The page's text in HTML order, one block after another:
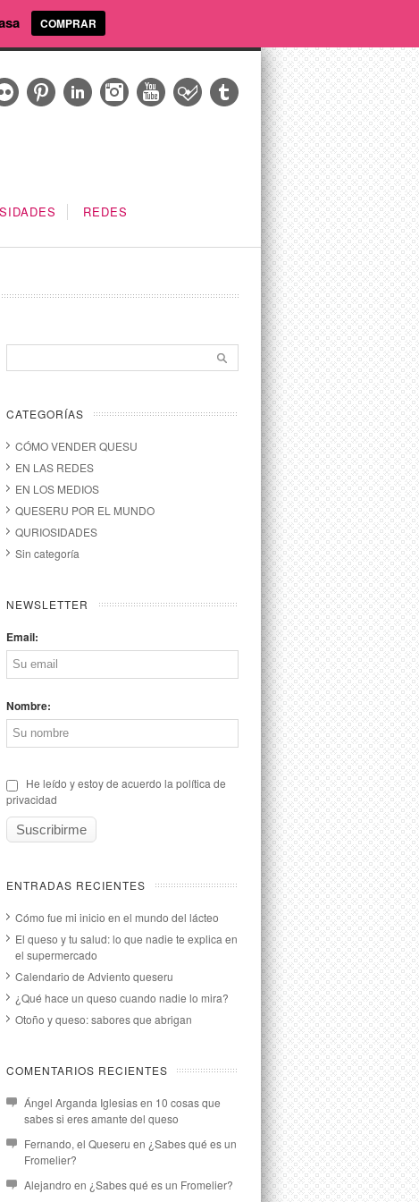
REDES
CATEGORÍAS
CÓMO VENDER QUESU
EN LAS REDES
EN LOS MEDIOS
QUESERU POR EL MUNDO
QURIOSIDADES
Sin categoría
NEWSLETTER
Email:
Nombre:
He leído y estoy de acuerdo la política de
privacidad
ENTRADAS RECIENTES
Cómo fue mi inicio en el mundo del lácteo
El queso y tu salud: lo que nadie te explica en
el supermercado
Calendario de Adviento queseru
¿Qué hace un queso cuando nadie lo mira?
Otoño y queso: sabores que abrigan
COMENTARIOS RECIENTES
Ángel Arganda Iglesiasen 10 cosas que
sabes si eres amante del queso
Fernando, el Queseru en ¿Sabes qué es un
Fromelier?
Alejandro en ¿Sabes qué es un Fromelier?
COMPRAR